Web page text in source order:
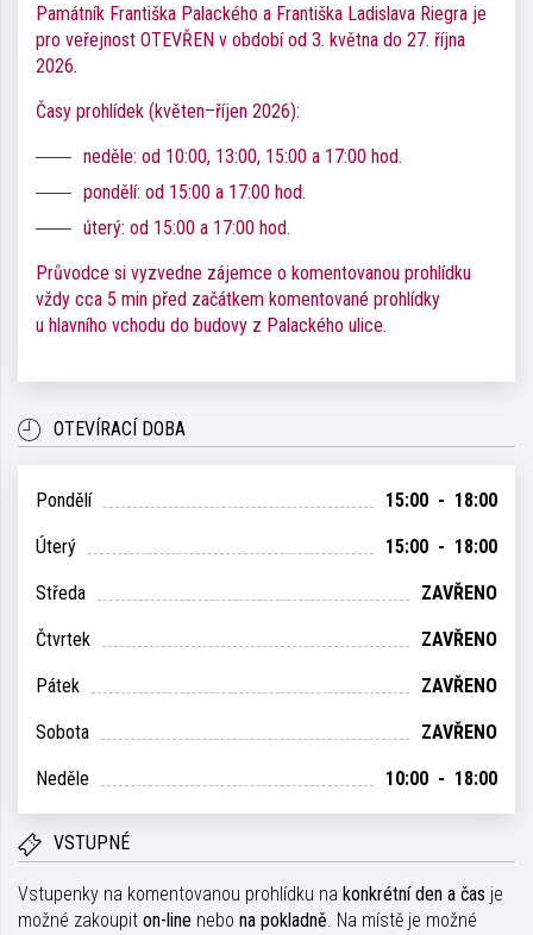
Památník Františka Palackého a Františka Ladislava Riegra je
pro veřejnost OTEVŘEN v období od 3. května do 27. října
2026.
Časy prohlídek (květen–říjen 2026):
neděle: od 10:00, 13:00, 15:00 a 17:00 hod.
pondělí: od 15:00 a 17:00 hod.
úterý: od 15:00 a 17:00 hod.
Průvodce si vyzvedne zájemce o komentovanou prohlídku
vždy cca 5 min před začátkem komentované prohlídky
u hlavního vchodu do budovy z Palackého ulice.
OTEVÍRACÍ DOBA
Pondělí 15:00 - 18:00
Úterý 15:00 - 18:00
Středa ZAVŘENO
Čtvrtek ZAVŘENO
Pátek ZAVŘENO
Sobota ZAVŘENO
Neděle 10:00 - 18:00
VSTUPNÉ
Vstupenky na komentovanou prohlídku na konkrétní den a čas je
možné zakoupit on-line nebo na pokladně. Na místě je možné